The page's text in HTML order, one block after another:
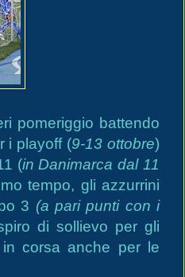
pomeriggio battendo
i playoff (9-13 ottobre)
(in Danimarca dal 11
tempo, gli azzurrini
3 (a pari punti con i
di sollievo per gli
corsa anche per le